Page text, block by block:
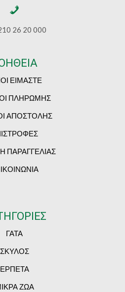
26 20 000
ΕΙΜΑΣΤΕ
ΠΛΗΡΩΜΗΣ
ΑΠΟΣΤΟΛΗΣ
ΠΑΡΑΓΓΕΛΙΑΣ
ΓΑΤΑ
ΣΚΥΛΟΣ
ΕΡΠΕΤΑ
ΖΩΑ